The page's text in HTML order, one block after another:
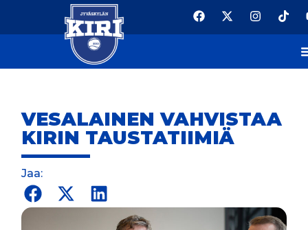
VESALAINEN VAHVISTAA
KIRIN TAUSTATIIMIÄ
Jaa: